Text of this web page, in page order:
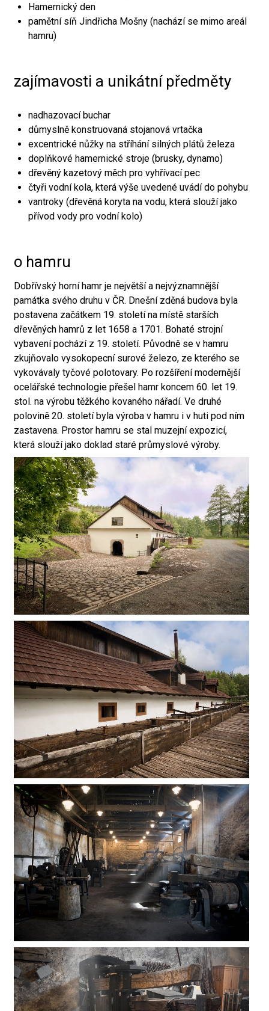
Hamernický den
pamětní síň Jindřicha Mošny (nachází se mimo areál
hamru)
zajímavosti a unikátní předměty
nadhazovací buchar
důmyslně konstruovaná stojanová vrtačka
excentrické nůžky na stříhání silných plátů železa
doplňkové hamernické stroje (brusky, dynamo)
dřevěný kazetový měch pro vyhřívací pec
čtyři vodní kola, která výše uvedené uvádí do pohybu
vantroky (dřevěná koryta na vodu, která slouží jako
přívod vody pro vodní kolo)
o hamru
Dobřívský horní hamr je největší a nejvýznamnější
památka svého druhu v ČR. Dnešní zděná budova byla
postavena začátkem 19. století na místě starších
dřevěných hamrů z let 1658 a 1701. Bohaté strojní
vybavení pochází z 19. století. Původně se v hamru
zkujňovalo vysokopecní surové železo, ze kterého se
vykovávaly tyčové polotovary. Po rozšíření modernější
ocelářské technologie přešel hamr koncem 60. let 19.
stol. na výrobu těžkého kovaného nářadí. Ve druhé
polovině 20. století byla výroba v hamru i v huti pod ním
zastavena. Prostor hamru se stal muzejní expozicí,
která slouží jako doklad staré průmyslové výroby.